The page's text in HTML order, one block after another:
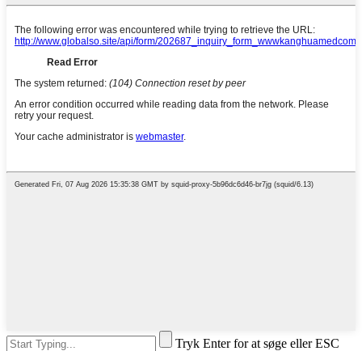
Tryk Enter for at søge eller ESC